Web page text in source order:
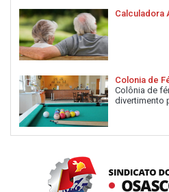
Calculadora
Colonia de
Colônia de
divertimento